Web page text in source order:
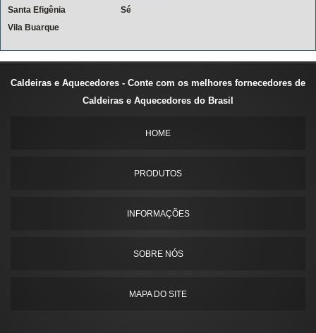
Santa Efigênia
Sé
Vila Buarque
Caldeiras e Aquecedores - Conte com os melhores fornecedores de
Caldeiras e Aquecedores do Brasil
HOME
PRODUTOS
INFORMAÇÕES
SOBRE NÓS
MAPA DO SITE